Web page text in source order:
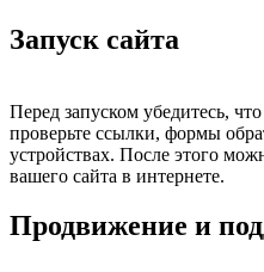
Запуск сайта
Перед запуском убедитесь,
проверьте ссылки, формы
устройствах. После этого
вашего сайта в интернете.
Продвижение и